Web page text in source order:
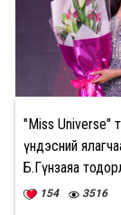
"Miss Universe"
үндэсний
Б.Гүнзаяа
154 3516